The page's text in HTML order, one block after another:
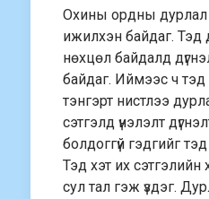
Охины ордны дурлал
ижилхэн байдаг. Тэд
нөхцөл байдалд
байдаг. Иймээс ч тэд
тэнгэрт нистлээ
сэтгэлд үнэлэлт
болдоггүй гэдгийг
Тэд хэт их сэтгэлийн
сул тал гэж үздэг.